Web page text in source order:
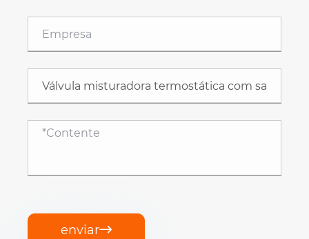
enviar